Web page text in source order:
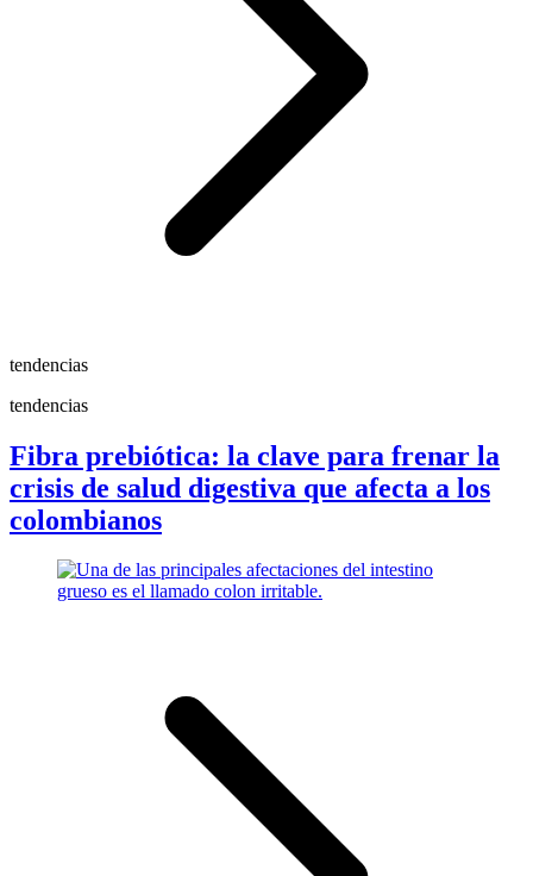
tendencias
tendencias
Fibra prebiótica: la clave para frenar la
crisis de salud digestiva que afecta a los
colombianos